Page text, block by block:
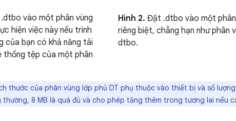
vào một phân vùng
hiện việc này nếu trình
của bạn có khả năng tải
thống tệp của một phân
Hình 2. Đặt .dtbo vào một phân
riêng biệt, chẳng hạn như phân
dtbo.
thước của phân vùng lớp phủ DT phụ thuộc vào thiết bị và số
thường, 8 MB là quá đủ và cho phép tăng thêm trong tương lai nếu